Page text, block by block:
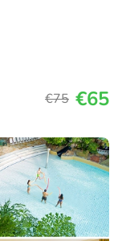
€75 €65